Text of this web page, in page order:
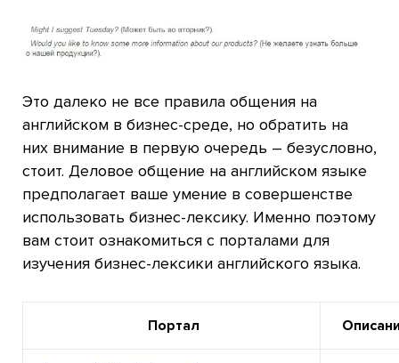
Это далеко не все правила общения на
английском в бизнес-среде, но обратить на
них внимание в первую очередь – безусловно,
стоит. Деловое общение на английском языке
предполагает ваше умение в совершенстве
использовать бизнес-лексику. Именно поэтому
вам стоит ознакомиться с порталами для
изучения бизнес-лексики английского языка.
Портал